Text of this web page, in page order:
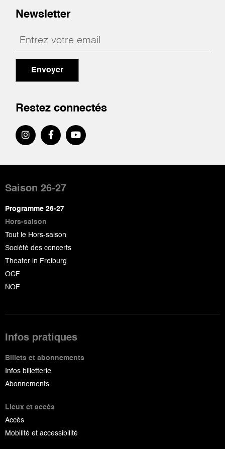
Newsletter
Envoyer
Restez connectés
de
page
Saison 26-27
Programme 26-27
Hors-saison
Tout le Hors-saison
Société des concerts
Theater in Freiburg
OCF
NOF
Infos pratiques
Billets et abonnements
Infos billetterie
Abonnements
Lieux et accès
Accès
Mobilité et accessibilité